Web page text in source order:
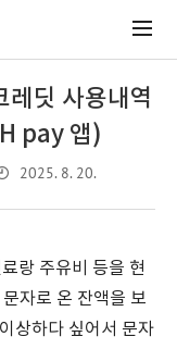
레딧 사용내역
pay 앱)
2025. 8. 20.
랑 주유비 등을 현
자로 온 잔액을 보
상하다 싶어서 문자